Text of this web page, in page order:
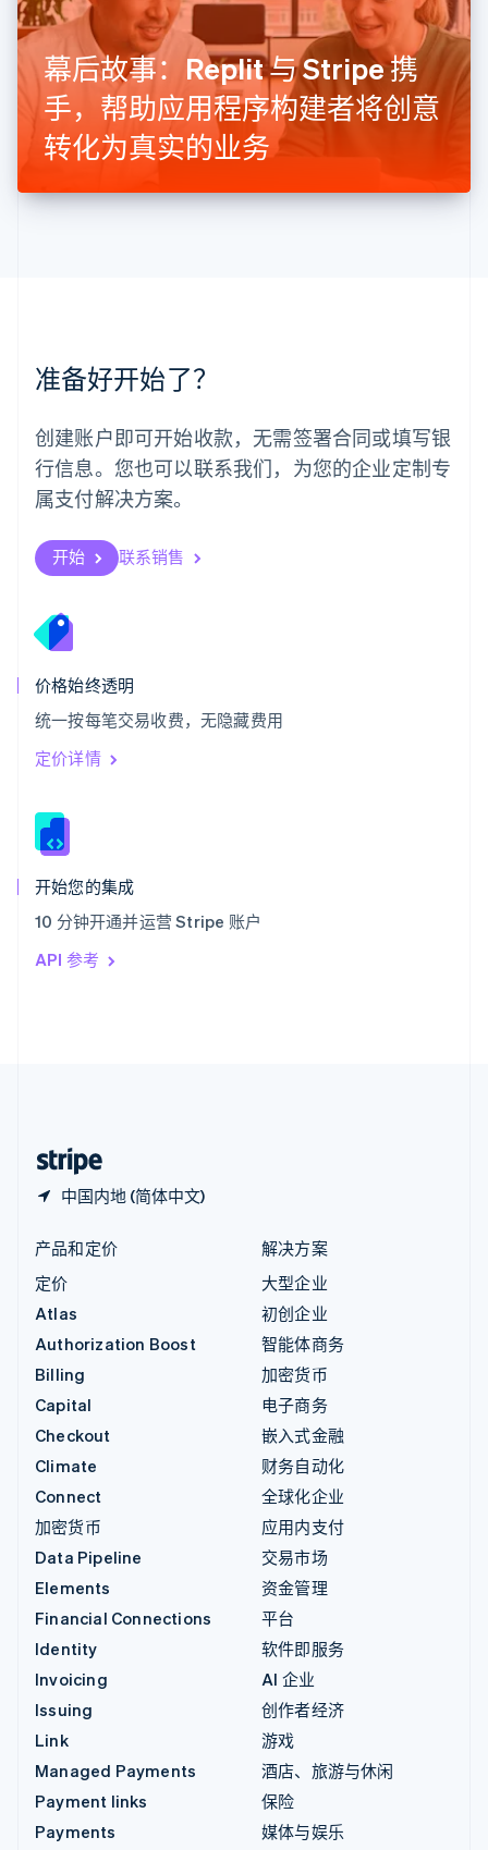
幕后故事：Replit 与 Stripe 携
手，帮助应用程序构建者将创意
转化为真实的业务
准备好开始了？
创建账户即可开始收款，无需签署合同或填写银
行信息。您也可以联系我们，为您的企业定制专
属支付解决方案。
开始 联系销售
价格始终透明
统一按每笔交易收费，无隐藏费用
定价详情
开始您的集成
10 分钟开通并运营 Stripe 账户
API 参考
中国内地 (简体中文)
卢森堡
Français Deutsch English
罗马尼亚
English
马尔他
English
马来西亚
美国
日本
日本語English
SvenskaEnglish
瑞士
DeutschFrançais ItalianoEnglish
塞浦路斯
斯洛伐克
English
English
泰国
ไทย
希腊
English
西班牙
Español
新加坡
新西兰
匈牙利
English
ItalianoEnglish
印度
English
产品和定价
定价
Atlas
Authorization Boost
Billing
Capital
Checkout
Climate
Connect
加密货币
Data Pipeline
Elements
Financial Connections
Identity
Invoicing
Issuing
Link
Managed Payments
Payment links
Payments
解决方案
大型企业
初创企业
智能体商务
加密货币
电子商务
嵌入式金融
财务自动化
全球化企业
应用内支付
交易市场
资金管理
平台
软件即服务
AI 企业
创作者经济
游戏
酒店、旅游与休闲
保险
媒体与娱乐